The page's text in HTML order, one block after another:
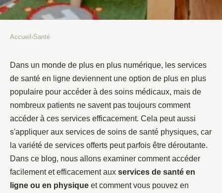
Comment accéder et bénéficier
d'un service de santé en ligne ou
en physique ?
Alexia•4 février 2022•3 min de lecture
Accueil ›Santé
Dans un monde de plus en plus numérique, les services
de santé en ligne deviennent une option de plus en plus
populaire pour accéder à des soins médicaux, mais de
nombreux patients ne savent pas toujours comment
accéder à ces services efficacement. Cela peut aussi
s'appliquer aux services de soins de santé physiques, car
la variété de services offerts peut parfois être déroutante.
Dans ce blog, nous allons examiner comment accéder
facilement et efficacement aux services de santé en
ligne ou en physique et comment vous pouvez en